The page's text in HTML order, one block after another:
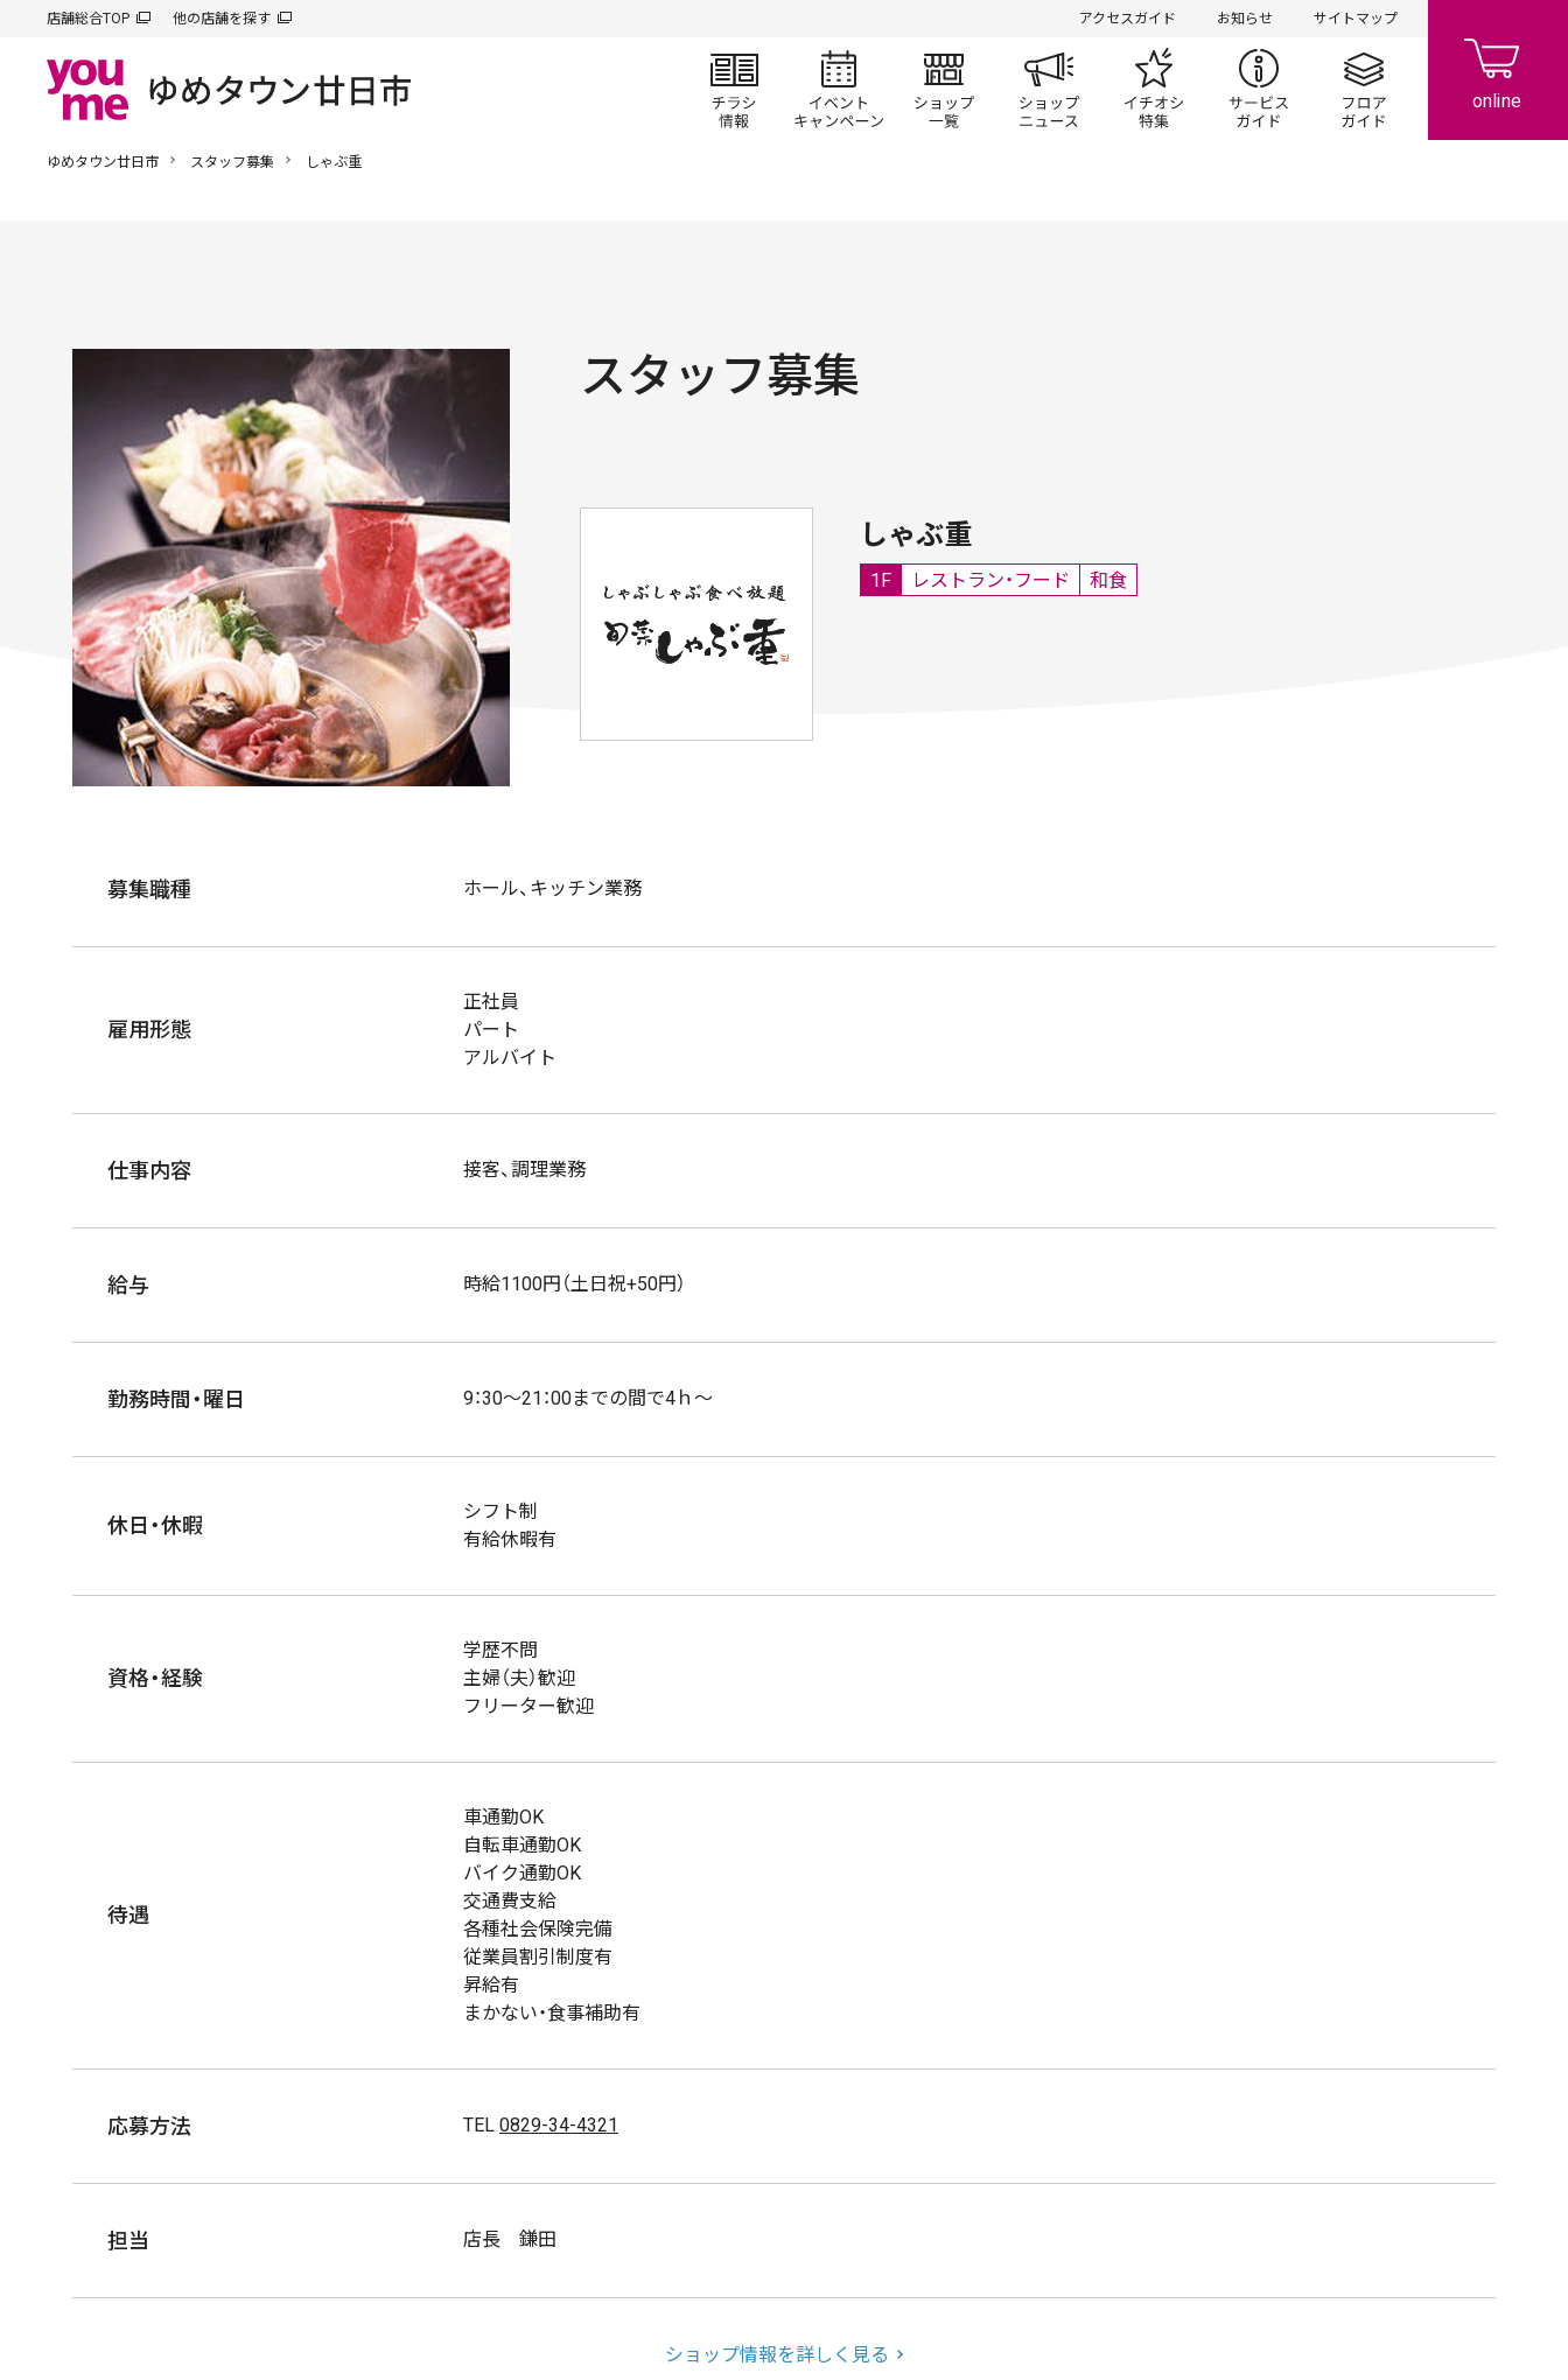
店舗総合TOP 他の店舗を探す アクセスガイド お知らせ サイトマップ
チラシ情報 イベント/キャンペーン
ショップ一覧 ショップニュースイチオシ特集 サービスガイドフロアガイド
ゆめタウン廿日市 スタッフ募集 しゃぶ重
スタッフ募集
しゃぶ重
1F レストラン・フード 和食
募集職種 ホール、キッチン業務
雇用形態
正社員
パート
アルバイト
仕事内容 接客、調理業務
給与 時給1100円（土日祝+50円）
勤務時間・曜日 9：30～21：00までの間で4ｈ～
休日・休暇
シフト制
有給休暇有
資格・経験
学歴不問
主婦（夫）歓迎
フリーター歓迎
待遇
車通勤OK
自転車通勤OK
バイク通勤OK
交通費支給
各種社会保険完備
従業員割引制度有
昇給有
まかない・食事補助有
応募方法 TEL 0829-34-4321
担当 店長 鎌田
ショップ情報を詳しく見る